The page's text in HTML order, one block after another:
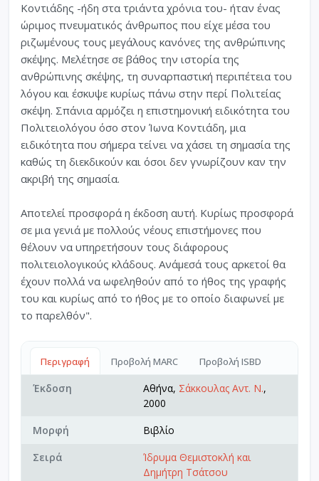
Κοντιάδης -ήδη στα τριάντα χρόνια του- ήταν ένας
ώριμος πνευματικός άνθρωπος που είχε μέσα του
ριζωμένους τους μεγάλους κανόνες της ανθρώπινης
σκέψης. Μελέτησε σε βάθος την ιστορία της
ανθρώπινης σκέψης, τη συναρπαστική περιπέτεια του
λόγου και έσκυψε κυρίως πάνω στην περί Πολιτείας
σκέψη. Σπάνια αρμόζει η επιστημονική ειδικότητα του
Πολιτειολόγου όσο στον Ίωνα Κοντιάδη, μια
ειδικότητα που σήμερα τείνει να χάσει τη σημασία της
καθώς τη διεκδικούν και όσοι δεν γνωρίζουν καν την
ακριβή της σημασία.
Αποτελεί προσφορά η έκδοση αυτή. Κυρίως προσφορά
σε μια γενιά με πολλούς νέους επιστήμονες που
θέλουν να υπηρετήσουν τους διάφορους
πολιτειολογικούς κλάδους. Ανάμεσά τους αρκετοί θα
έχουν πολλά να ωφεληθούν από το ήθος της γραφής
του και κυρίως από το ήθος με το οποίο διαφωνεί με
το παρελθόν".
Περιγραφή Προβολή MARC Προβολή ISBD
Έκδοση Αθήνα, Σάκκουλας Αντ. Ν.,
2000
Μορφή
Βιβλίο
Σειρά
Ίδρυμα Θεμιστοκλή και
Δημήτρη Τσάτσου